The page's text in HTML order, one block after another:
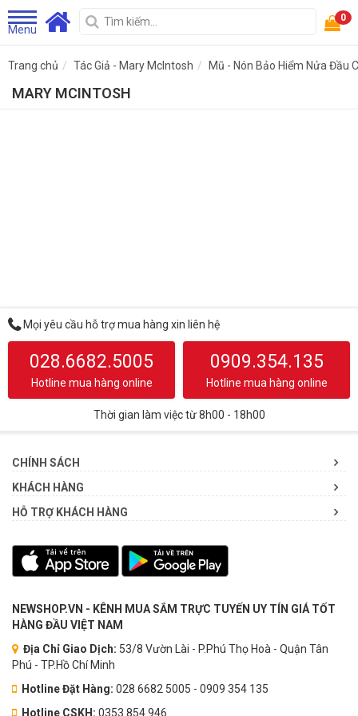
Menu
0
Trang chủ Tác Giả - Mary McIntosh Mũ - Nón Bảo Hiểm Nửa Đầu
MARY MCINTOSH
Mọi yêu cầu hỗ trợ mua hàng xin liên hệ
028.6682.5005
Hotline mua hàng online
0909.354.135
Hotline mua hàng online
Thời gian làm việc từ 8h00 - 18h00
CHÍNH SÁCH
KHÁCH HÀNG
HỖ TRỢ KHÁCH HÀNG
NEWSHOP.VN - KÊNH MUA SẮM TRỰC TUYẾN UY TÍN GIÁ TỐT
HÀNG ĐẦU VIỆT NAM
Địa Chỉ Giao Dịch: 53/8 Vườn Lài - P.Phú Thọ Hoà - Quận Tân
Phú - TP.Hồ Chí Minh
Hotline Đặt Hàng: 028 6682 5005 - 0909 354 135
Hotline CSKH: 0353.854.946